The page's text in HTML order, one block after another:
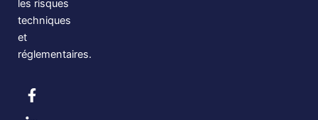
les risques
techniques
et
réglementaires.
F
a
L
i